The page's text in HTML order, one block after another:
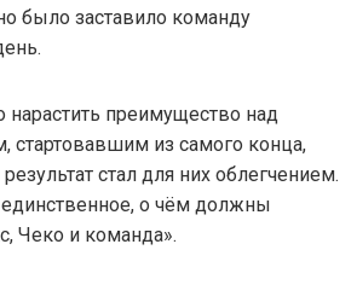
было заставило команду
преимущество над
из самого конца,
стал для них облегчением.
о чём должны
Чеко и команда».